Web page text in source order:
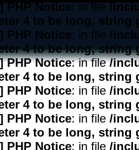
PHP Notice: in file/
4 to be long, string
PHP Notice: in file /
4 to be long, string
PHP Notice: in file/
4 to be long, string
PHP Notice: in file /
4 to be long, string
PHP Notice: in file /
4 to be long, string
PHP Notice: in file /